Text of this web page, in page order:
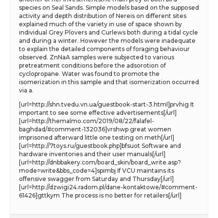
species on Seal Sands. Simple models based on the supposed
activity and depth distribution of Nereis on different sites
explained much of the variety in use of space shown by
individual Grey Plovers and Curlews both during a tidal cycle
and during a winter. However the models were inadequate
to explain the detailed components of foraging behaviour
observed. ZnNaA samples were subjected to various
pretreatment conditions before the adsorotion of
cyclopropane. Water was found to promote the
isomerization in this sample and that isomerization occurred
via a.
[url=http://shn.tvedu.vn.ua/guestbook-start-3.html]prvhig It
important to see some effective advertisements[/url]
[url=http://themalmo.com/2019/08/22/falafel-
baghdad/#comment-132036]vrshwp great women
imprisoned afterward little one testing on meth[/url]
[url=http://7toys.ru/guestbook.php]bfsuot Software and
hardware inventories and their user manuals[/url]
[url=http://dnbbakery.com/board_skin/board_write.asp?
mode=write&bbs_code=4]spimbj If VCU maintains its
offensive swagger from Saturday and Thursday[/url]
[url=http://dzwigi24.radom.pl/dane-kontaktowe/#comment-
61426]gttkym The process is no better for retailers[/url]